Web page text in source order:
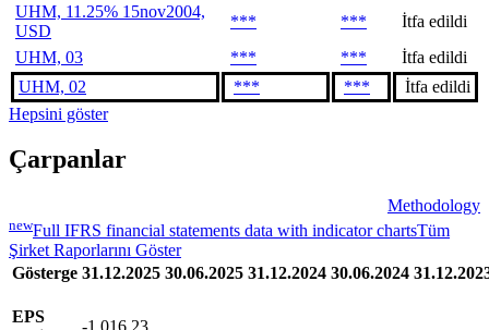
UHM, 11.25% 15nov2004,
USD
*** ***
İtfa edildi
UHM, 03
*** ***
İtfa edildi
UHM, 02
*** ***
İtfa edildi
Hepsini göster
Çarpanlar
Methodology
newFull IFRS financial statements data with indicator chartsTüm
Şirket Raporlarını Göster
Gösterge 31.12.2025 30.06.2025 31.12.2024 30.06.2024
EPS
-1.016,23